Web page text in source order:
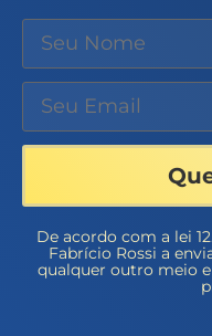
De acordo com a lei
Fabrício Rossi a
qualquer outro meio